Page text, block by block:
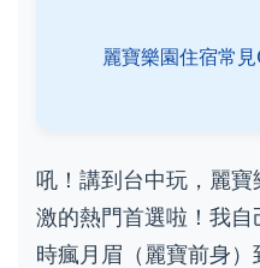
麗寶樂園住宿常
吼！講到台中玩，麗寶
激的熱門首選啦！我
時瘋月眉（麗寶前身